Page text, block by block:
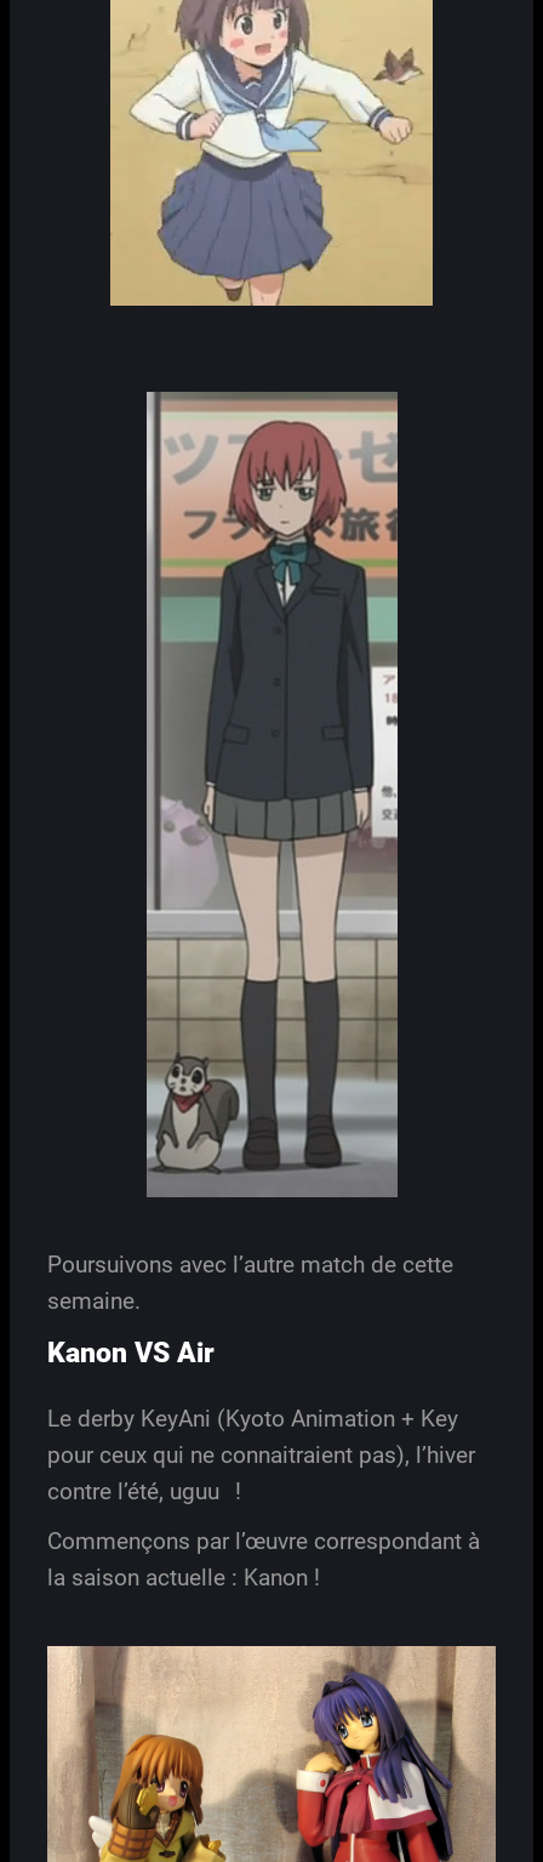
Poursuivons avec l’autre match de cette
semaine.
Kanon VS Air
Le derby KeyAni (Kyoto Animation + Key
pour ceux qui ne connaitraient pas), l’hiver
contre l’été, uguu
!
Commençons par l’œuvre correspondant à
la saison actuelle : Kanon !